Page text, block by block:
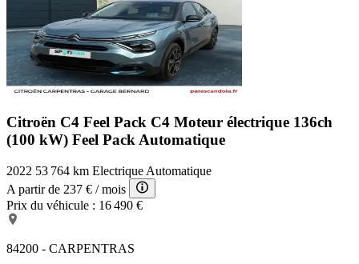
Citroën C4 Feel Pack C4 Moteur électrique 136ch
(100 kW) Feel Pack Automatique
2022 53 764 km Electrique Automatique
A partir de 237 € / mois
Prix du véhicule : 16 490 €
84200 - CARPENTRAS